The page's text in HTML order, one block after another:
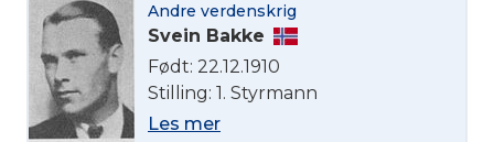
Andre verdenskrig
Svein Bakke
Født: 22.12.1910
Stilling: 1. Styrmann
Les mer